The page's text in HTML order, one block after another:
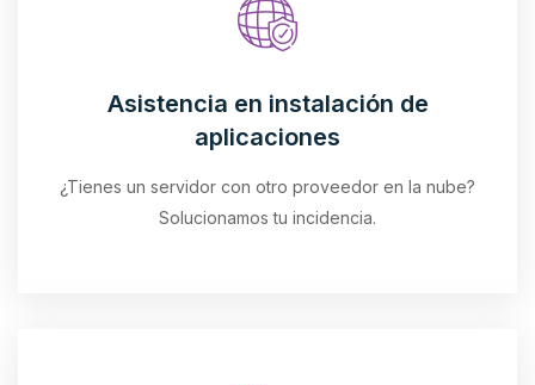
Asistencia en instalación de
aplicaciones
¿Tienes un servidor con otro proveedor en la nube?
Solucionamos tu incidencia.